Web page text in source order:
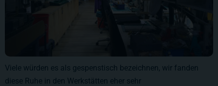
Viele würden es als gespenstisch bezeichnen, wir fanden
diese Ruhe in den Werkstätten eher sehr